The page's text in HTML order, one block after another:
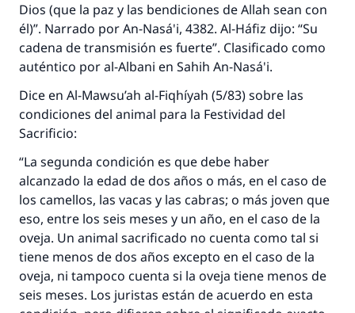
Dios (que la paz y las bendiciones de Allah sean con
él)”. Narrado por An-Nasá'i, 4382. Al-Háfiz dijo: “Su
cadena de transmisión es fuerte”. Clasificado como
auténtico por al-Albani en Sahih An-Nasá'i.
Dice en Al-Mawsu’ah al-Fiqhíyah (5/83) sobre las
condiciones del animal para la Festividad del
Sacrificio:
“La segunda condición es que debe haber
alcanzado la edad de dos años o más, en el caso de
los camellos, las vacas y las cabras; o más joven que
eso, entre los seis meses y un año, en el caso de la
oveja. Un animal sacrificado no cuenta como tal si
tiene menos de dos años excepto en el caso de la
oveja, ni tampoco cuenta si la oveja tiene menos de
seis meses. Los juristas están de acuerdo en esta